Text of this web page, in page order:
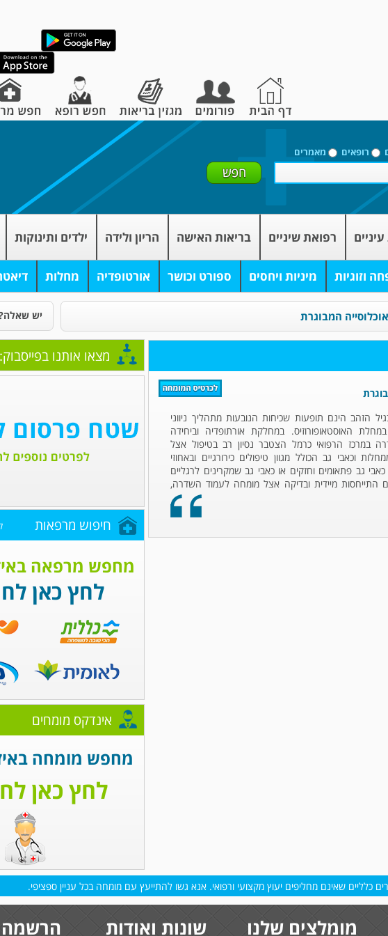
רופאים מאמרים
רפואת שיניים בריאות האישה הריון ולידה ילדים ותינוקות
וזוגיות מיניות ויחסים ספורט וכושר אורטופדיה מחלות
המבוגרת יש
הזהב הינם תופעות שכיחות הנובעות מתהליך ניווני
האוסטאופורוזיס. במחלקת אורתופדיה וביחידה
במרכז הרפואי כרמל הצטבר נסיון רב בטיפול אצל
וכאבי גב הכולל מגוון טיפולים כירורגיים ובאחוזי
גב פתאומים וחזקים או כאבי גב שמקרינים לרגליים
התייחסות מיידית ובדיקה אצל מומחה לעמוד השדרה,
מצאו אותנו בפייסבוק:
חיפוש מרפאות
מחפש מרפאה
לחץ כאן
אינדקס מומחים
מחפש מומחה
לחץ כאן
כלליים שאינם מחליפים יעוץ מקצועי ורפואי. אנא גשו להתייעץ עם מומחה בכל עניין ספציפי.
מומלצים שלנו שונות ואודות הרשמה